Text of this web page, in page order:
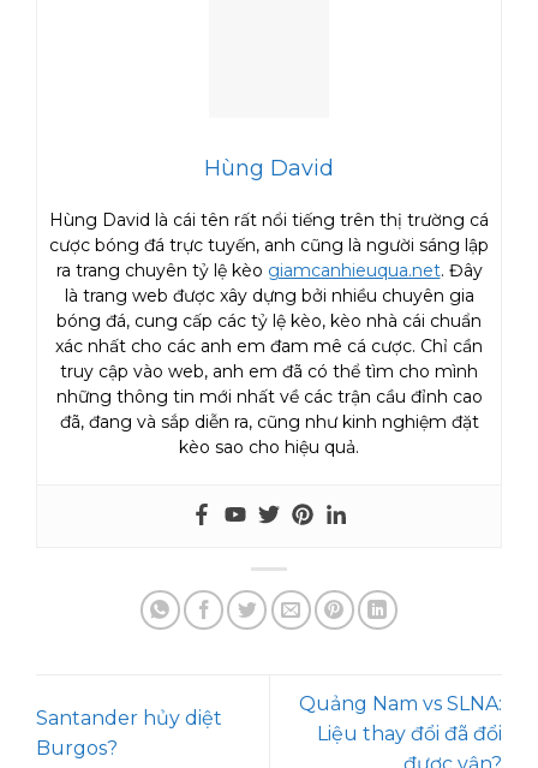
Hùng David
Hùng David là cái tên rất nổi tiếng trên thị trường cá
cược bóng đá trực tuyến, anh cũng là người sáng lập
ra trang chuyên tỷ lệ kèo giamcanhieuqua.net. Đây
là trang web được xây dựng bởi nhiều chuyên gia
bóng đá, cung cấp các tỷ lệ kèo, kèo nhà cái chuẩn
xác nhất cho các anh em đam mê cá cược. Chỉ cần
truy cập vào web, anh em đã có thể tìm cho mình
những thông tin mới nhất về các trận cầu đỉnh cao
đã, đang và sắp diễn ra, cũng như kinh nghiệm đặt
kèo sao cho hiệu quả.
Santander hủy diệt
Burgos?
Quảng Nam vs SLNA:
Liệu thay đổi đã đổi